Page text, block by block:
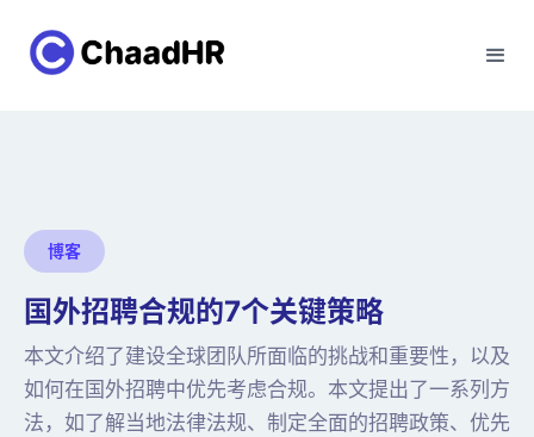
博客
国外招聘合规的7个关键策略
本文介绍了建设全球团队所面临的挑战和重要性，以及
如何在国外招聘中优先考虑合规。本文提出了一系列方
法，如了解当地法律法规、制定全面的招聘政策、优先